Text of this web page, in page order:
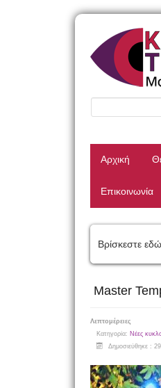
Αρχική
Επικοινωνία
Βρίσκεστε
Master
Λεπτομέρειες
Κατηγορία: Νέες
Δημοσιεύθηκε :